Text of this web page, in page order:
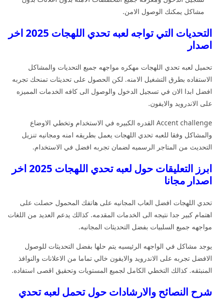
مشاكل يمكنك الوصول الامن.
التحديات التي تواجه لعبه تحدي اللهجات 2025 اخر
اصدار
تحميل لعبه تحدي اللهجات مهكره مواجهه جميع التحديات والمشاكل
الاستفاده بطرق التشغيل الامنه. لكن الحصول على تحديثات تمنحك تجربه
افضل ابدا الان في تسجيل الدخول والوصول الى كافه الخدمات المميزه
على الاندرويد والايفون.
Accent challenge القدره الكبيره في الاستخدام وتخطي الاوضاع
والمشاكل وفقا للعبه تحدي اللهجات يعمل بطريقه امنه ومجانيه تنزيل
التحديث من المتاجر الرسميه لضمان تجربه افضل في الاستخدام.
ابرز التعليقات حول لعبه تحدي اللهجات 2025 اخر
اصدار مجانا
تحدي اللهجات افضل العاب المجانيه على هاتفك المحمول حصلت على
اهتمام كبير جدا نتيجه الى الخدمات المقدمه. كذالك يدعم العديد من اللغات
مواجهه جميع السلبيات بفضل التحديثات المجانيه.
يوجد مشاكل في الواجهه الرئيسيه يتم حلها بفضل التحديثات للوصول
الافضل تجربه على الاندرويد والايفون خالي تماما من الاعلانات والنوافذ
المنبثقه. كذالك التخطي الكامل لجميع المستويات وتحقيق اقصى استفاده.
شرح النصائح والارشادات حول تحمل لعبه تحدي